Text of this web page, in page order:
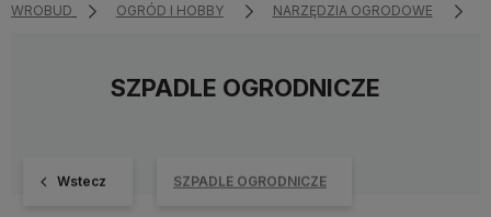
WROBUD OGRÓD I HOBBY NARZĘDZIA OGRODOWE
SZPADLE OGRODNICZE
Wstecz SZPADLE OGRODNICZE